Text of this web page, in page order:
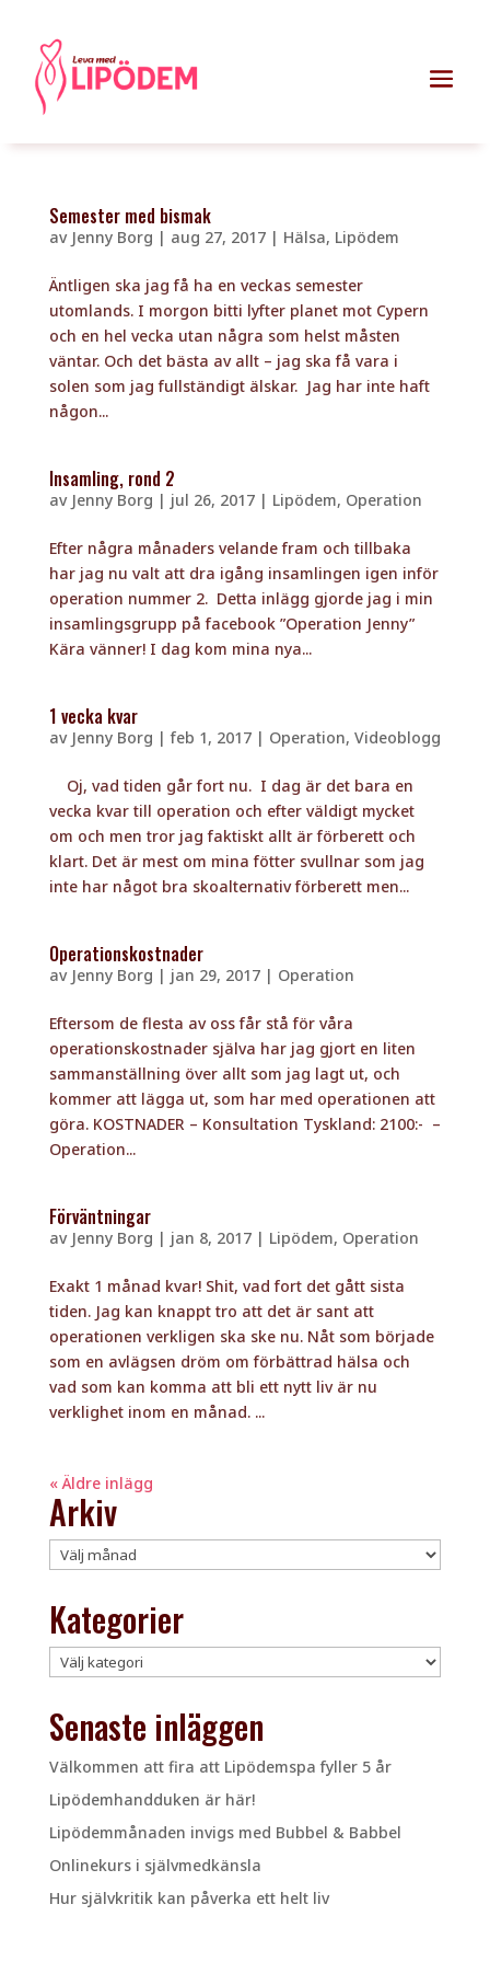
Semester med bismak
av Jenny Borg | aug 27, 2017| Hälsa, Lipödem
Äntligen ska jag få ha en veckas semester
utomlands. I morgon bitti lyfter planet mot Cypern
och en hel vecka utan några som helst måsten
väntar. Och det bästa av allt – jag ska få vara i
solen som jag fullständigt älskar. Jag har inte haft
någon...
Insamling, rond 2
av Jenny Borg | jul 26, 2017| Lipödem, Operation
Efter några månaders velande fram och tillbaka
har jag nu valt att dra igång insamlingen igen inför
operation nummer 2. Detta inlägg gjorde jag i min
insamlingsgrupp på facebook ”Operation Jenny”
Kära vänner! I dag kom mina nya...
1 vecka kvar
av Jenny Borg |feb 1, 2017| Operation, Videoblogg
Oj, vad tiden går fort nu. I dag är det bara en
vecka kvar till operation och efter väldigt mycket
om och men tror jag faktiskt allt är förberett och
klart. Det är mest om mina fötter svullnar som jag
inte har något bra skoalternativ förberett men...
Operationskostnader
av Jenny Borg | jan 29, 2017| Operation
Eftersom de flesta av oss får stå för våra
operationskostnader själva har jag gjort en liten
sammanställning över allt som jag lagt ut, och
kommer att lägga ut, som har med operationen att
göra. KOSTNADER – Konsultation Tyskland: 2100:- –
Operation...
Förväntningar
av Jenny Borg | jan 8, 2017| Lipödem, Operation
Exakt 1 månad kvar! Shit, vad fort det gått sista
tiden. Jag kan knappt tro att det är sant att
operationen verkligen ska ske nu. Nåt som började
som en avlägsen dröm om förbättrad hälsa och
vad som kan komma att bli ett nytt liv är nu
verklighet inom en månad. ...
« Äldre inlägg
Arkiv
Arkiv
Kategorier
Kategorier
Senaste inläggen
Välkommen att fira att Lipödemspa fyller 5 år
Lipödemhandduken är här!
Lipödemmånaden invigs med Bubbel & Babbel
Onlinekurs i självmedkänsla
Hur självkritik kan påverka ett helt liv